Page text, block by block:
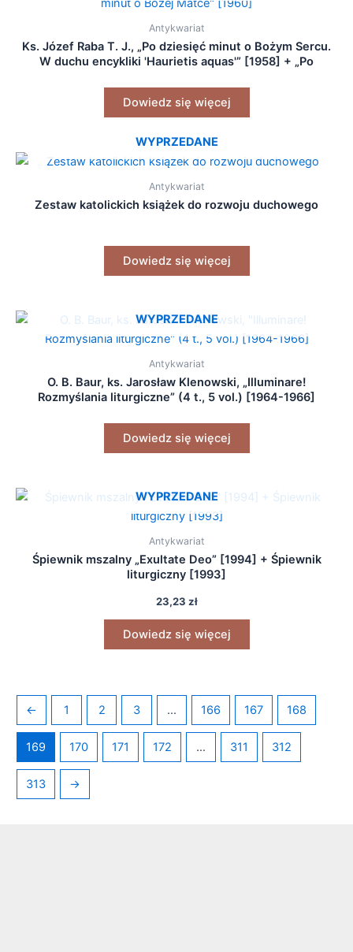
Antykwariat
Ks. Józef Raba T. J., „Po dziesięć minut o Bożym Sercu.
W duchu encykliki 'Haurietis aquas'” [1958] + „Po
Dowiedz się więcej
WYPRZEDANE
Antykwariat
Zestaw katolickich książek do rozwoju duchowego
Dowiedz się więcej
WYPRZEDANE
Antykwariat
O. B. Baur, ks. Jarosław Klenowski, „Illuminare!
Rozmyślania liturgiczne” (4 t., 5 vol.) [1964-1966]
Dowiedz się więcej
WYPRZEDANE
Antykwariat
Śpiewnik mszalny „Exultate Deo” [1994] + Śpiewnik
liturgiczny [1993]
23,23 zł
Dowiedz się więcej
← 1 2 3 … 166 167 168
169 170 171 172 … 311 312
313 →